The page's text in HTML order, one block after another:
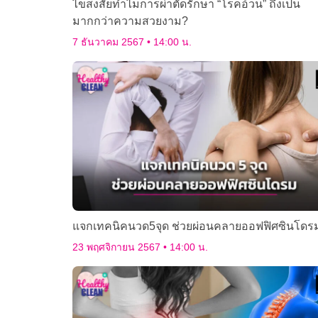
ไขสงสัยทำไมการผ่าตัดรักษา “โรคอ้วน” ถึงเป็น
มากกว่าความสวยงาม?
7 ธันวาคม 2567 14:00 น.
แจกเทคนิคนวด5จุด ช่วยผ่อนคลายออฟฟิศซินโดร
23 พฤศจิกายน 2567 14:00 น.